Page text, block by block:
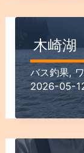
木崎
バス釣果,
2026-05-